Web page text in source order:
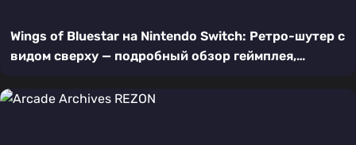
Wings of Bluestar на Nintendo Switch: Ретро-шутер с
видом сверху — подробный обзор геймплея,